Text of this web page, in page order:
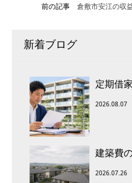
前の記事 倉敷市安江の収
新着ブログ
定期借
2026.08.07
建築費
2026.07.26